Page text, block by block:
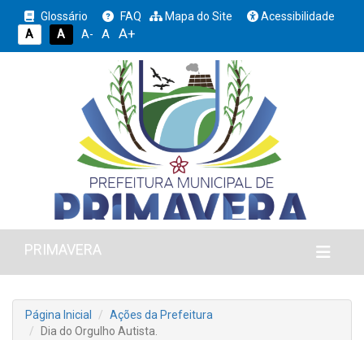
Glossário FAQ Mapa do Site
Acessibilidade
A
A A- A A+
PRIMAVERA
Página Inicial
Ações da Prefeitura
Dia do Orgulho Autista.